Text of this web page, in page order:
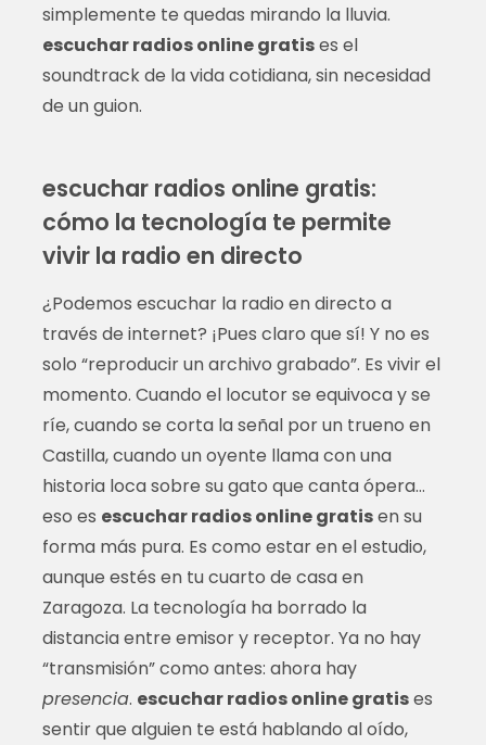
simplemente te quedas mirando la lluvia.
escuchar radios online gratises el
soundtrack de la vida cotidiana, sin necesidad
de un guion.
escuchar radios online gratis:
cómo la tecnología te permite
vivir la radio en directo
¿Podemos escuchar la radio en directo a
través de internet? ¡Pues claro que sí! Y no es
solo “reproducir un archivo grabado”. Es vivir el
momento. Cuando el locutor se equivoca y se
ríe, cuando se corta la señal por un trueno en
Castilla, cuando un oyente llama con una
historia loca sobre su gato que canta ópera…
eso es escuchar radios online gratisen su
forma más pura. Es como estar en el estudio,
aunque estés en tu cuarto de casa en
Zaragoza. La tecnología ha borrado la
distancia entre emisor y receptor. Ya no hay
“transmisión” como antes: ahora hay
presencia. escuchar radios online gratises
sentir que alguien te está hablando al oído,